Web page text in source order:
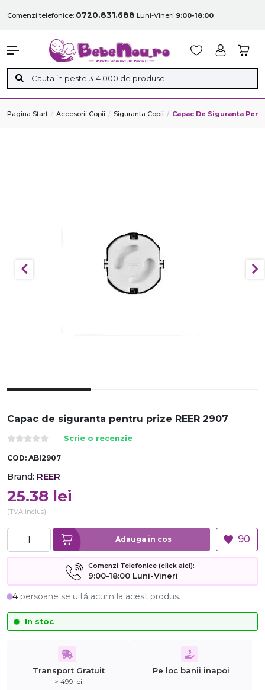
Comenzi telefonice: 0720.831.688 Luni-Vineri 9:00-18:00
Pagina Start Accesorii Copii Siguranta Copii Capac De Siguranta
Capac de siguranta pentru prize REER 2907
Scrie o recenzie
COD: ABI2907
Brand: REER
25.38 lei
(TVA inclus)
Adauga in cos 90
Comenzi Telefonice (click aici):
9:00-18:00 Luni-Vineri
4 persoane se uită acum la acest produs.
In stoc
Transport Gratuit
> 499 lei
Pe loc banii inapoi